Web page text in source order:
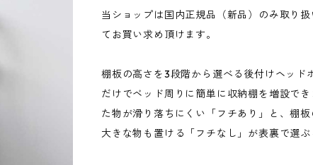
当ショップは国内正規品（新品）のみ取り
てお買い求め頂けます。
棚板の高さを3段階から選べる後付けヘッド
だけでベッド周りに簡単に収納棚を増設で
た物が滑り落ちにくい「フチあり」と、棚
大きな物も置ける「フチなし」が表裏で選ぶ